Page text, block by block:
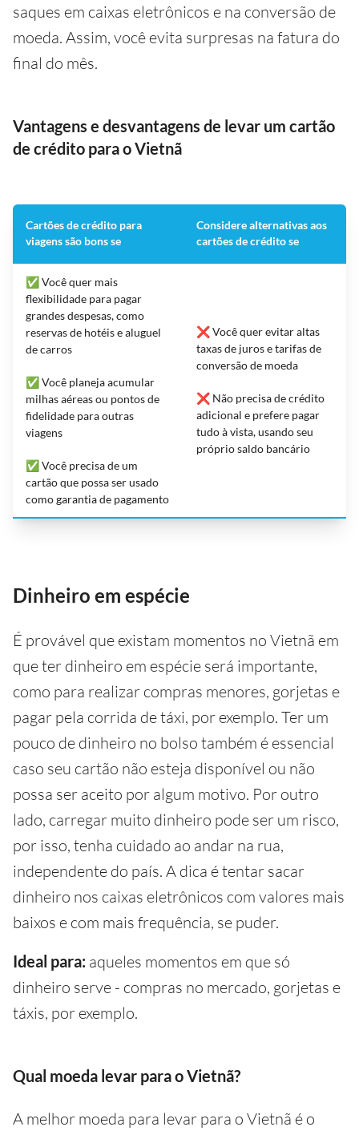
saques em caixas eletrônicos e na conversão de
moeda. Assim, você evita surpresas na fatura do
final do mês.
Vantagens e desvantagens de levar um cartão
de crédito para o Vietnã
Cartões de crédito para
viagens são bons se
Considere alternativas aos
cartões de crédito se
✅ Você quer mais
flexibilidade para pagar
grandes despesas, como
reservas de hotéis e aluguel
de carros
✅ Você planeja acumular
milhas aéreas ou pontos de
fidelidade para outras
viagens
✅ Você precisa de um
cartão que possa ser usado
como garantia de pagamento
❌ Você quer evitar altas
taxas de juros e tarifas de
conversão de moeda
❌ Não precisa de crédito
adicional e prefere pagar
tudo à vista, usando seu
próprio saldo bancário
Dinheiro em espécie
É provável que existam momentos no Vietnã em
que ter dinheiro em espécie será importante,
como para realizar compras menores, gorjetas e
pagar pela corrida de táxi, por exemplo. Ter um
pouco de dinheiro no bolso também é essencial
caso seu cartão não esteja disponível ou não
possa ser aceito por algum motivo. Por outro
lado, carregar muito dinheiro pode ser um risco,
por isso, tenha cuidado ao andar na rua,
independente do país. A dica é tentar sacar
dinheiro nos caixas eletrônicos com valores mais
baixos e com mais frequência, se puder.
Ideal para: aqueles momentos em que só
dinheiro serve - compras no mercado, gorjetas e
táxis, por exemplo.
Qual moeda levar para o Vietnã?
A melhor moeda para levar para o Vietnã é o